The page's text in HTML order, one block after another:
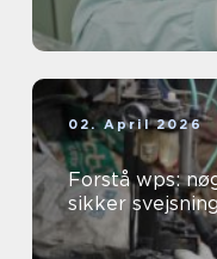
02. April 2026
Forstå wps:
sikker